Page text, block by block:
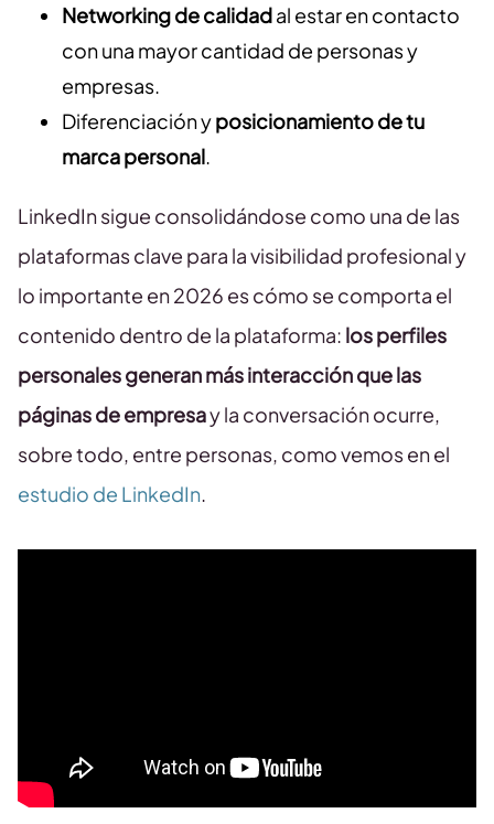
Networking de calidadal estar en contacto
con una mayor cantidad de personas y
empresas.
Diferenciación yposicionamiento de tu
marca personal.
LinkedIn sigue consolidándose como una de las
plataformas clave para la visibilidad profesional y
lo importante en 2026 es cómo se comporta el
contenido dentro de la plataforma: los perfiles
personales generan más interacción que las
páginas de empresay la conversación ocurre,
sobre todo, entre personas, como vemos en el
estudio de LinkedIn.